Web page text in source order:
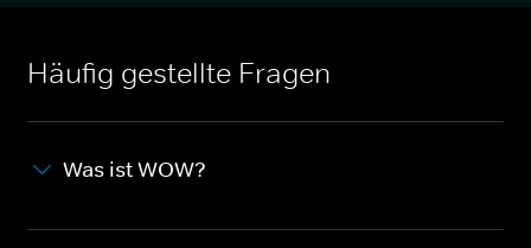
Häufig gestellte Fragen
Was ist WOW?